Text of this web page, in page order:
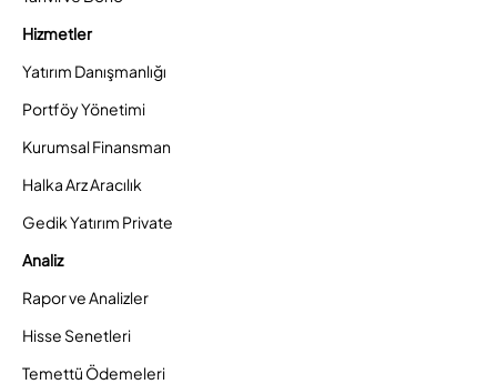
Hizmetler
Yatırım Danışmanlığı
Portföy Yönetimi
Kurumsal Finansman
Halka Arz Aracılık
Gedik Yatırım Private
Analiz
Rapor ve Analizler
Hisse Senetleri
Temettü Ödemeleri